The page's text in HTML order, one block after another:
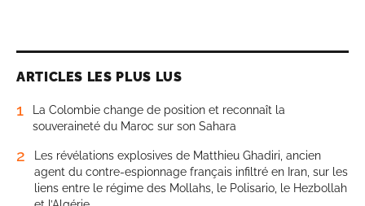
ARTICLES LES PLUS LUS
1
La Colombie change de position et reconnaît la
souveraineté du Maroc sur son Sahara
2
Les révélations explosives de Matthieu Ghadiri, ancien
agent du contre-espionnage français infiltré en Iran, sur les
liens entre le régime des Mollahs, le Polisario, le Hezbollah